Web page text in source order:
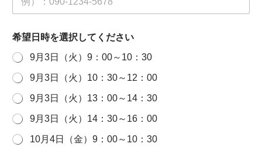
希望日時を選択してください
9月3日（火）9：00～10：30
9月3日（火）10：30～12：00
9月3日（火）13：00～14：30
9月3日（火）14：30～16：00
10月4日（金）9：00～10：30